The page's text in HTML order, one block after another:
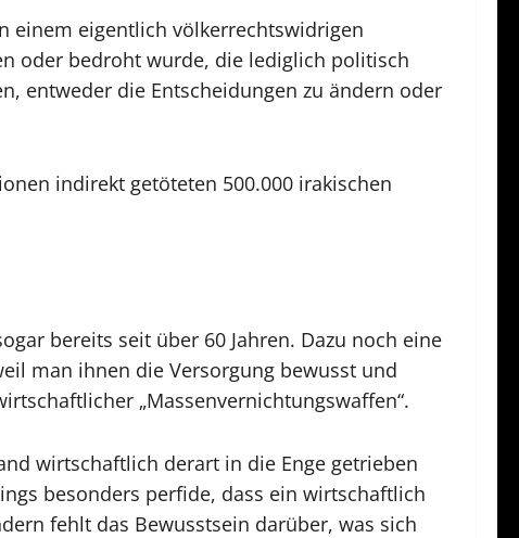
einem eigentlich völkerrechtswidrigen
oder bedroht wurde, die lediglich politisch
entweder die Entscheidungen zu ändern oder
indirekt getöteten 500.000 irakischen
bereits seit über 60 Jahren. Dazu noch eine
man ihnen die Versorgung bewusst und
„Massenvernichtungswaffen“.
wirtschaftlich derart in die Enge getrieben
besonders perfide, dass ein wirtschaftlich
fehlt das Bewusstsein darüber, was sich